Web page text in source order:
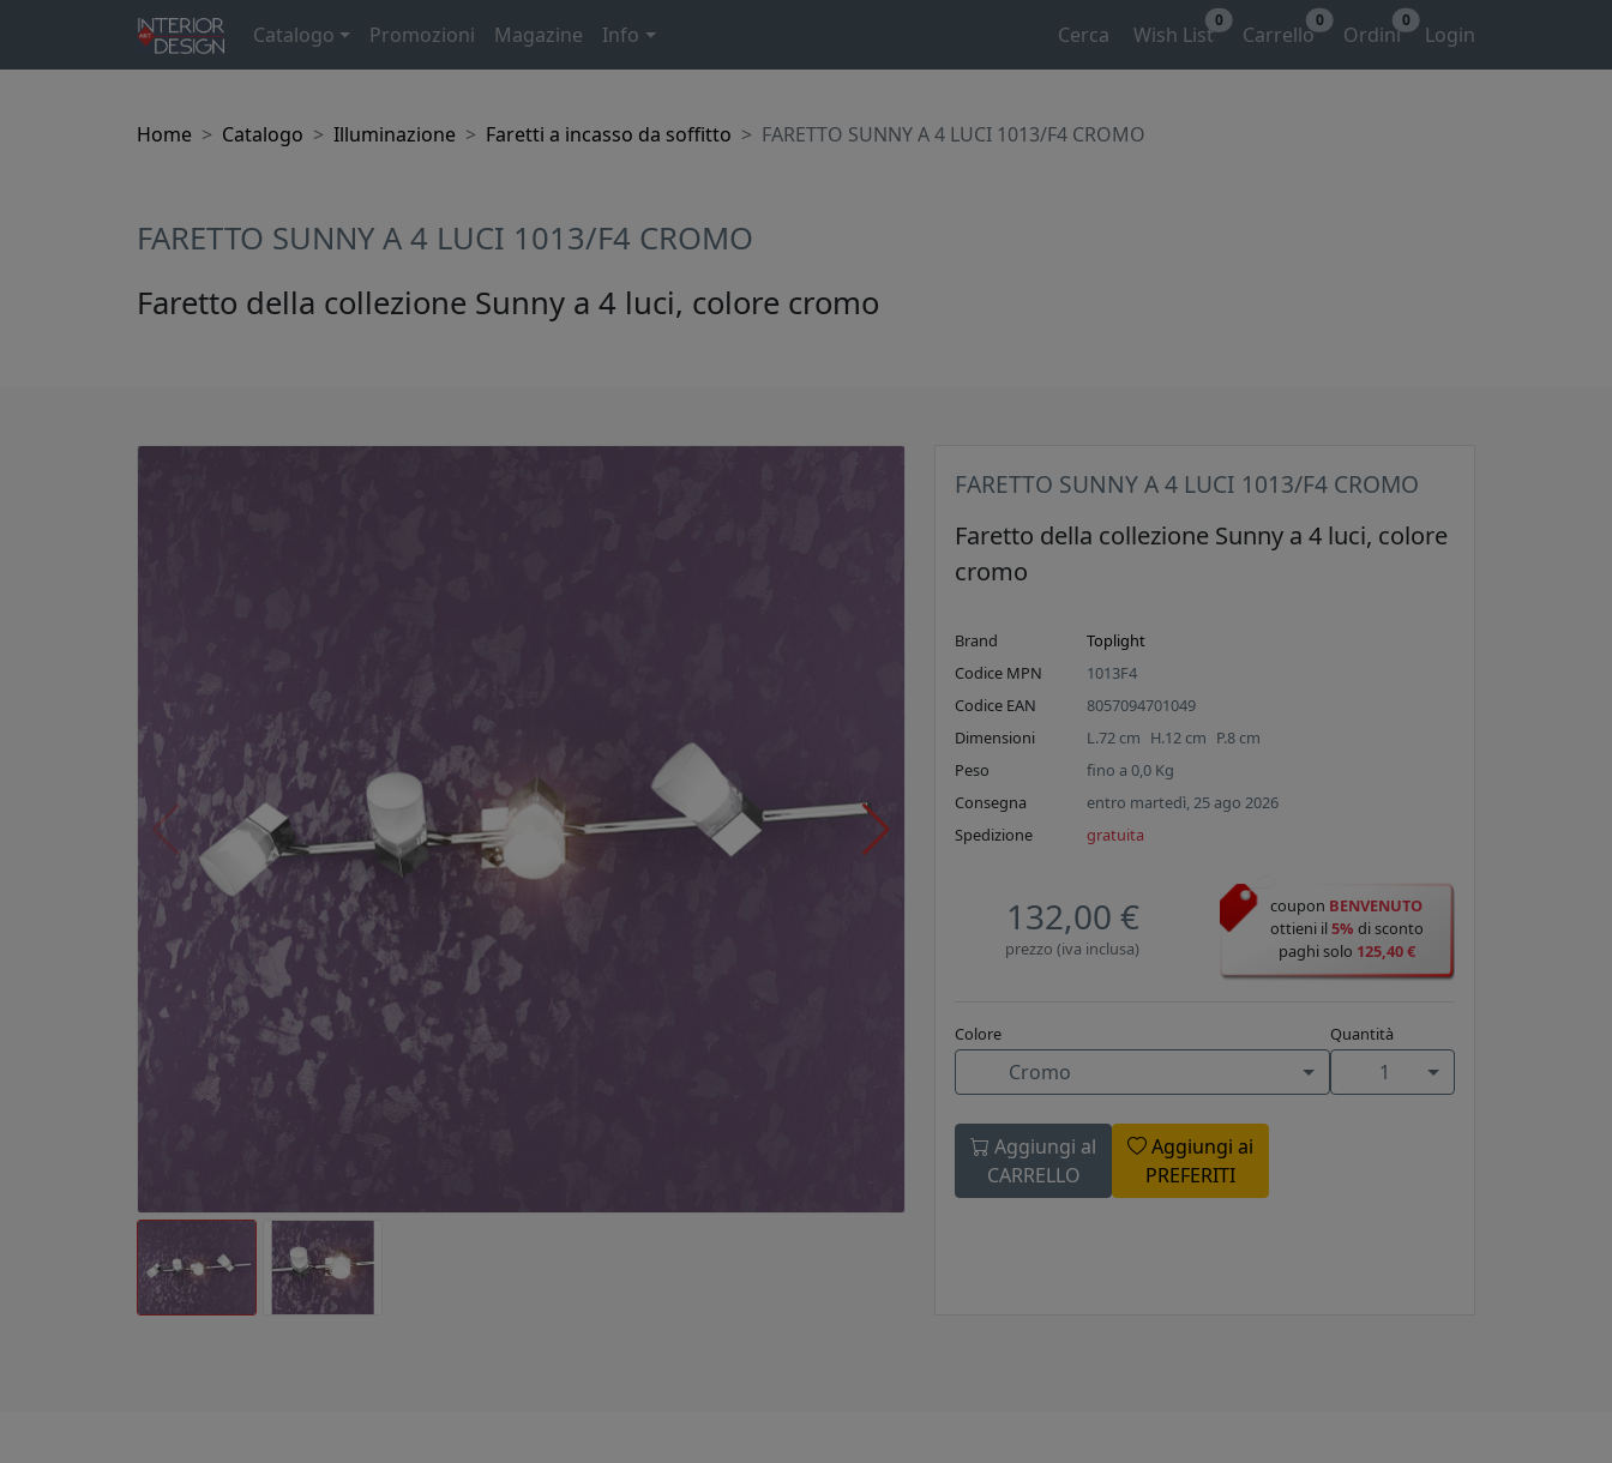
Catalogo Promozioni Magazine Info Cerca Wish List
0
Carrello
0
Ordini
0
Login
Home Catalogo Illuminazione Faretti a incasso da soffitto FARETTO SUNNY A 4 LUCI 1013/F4 CROMO
FARETTO SUNNY A 4 LUCI 1013/F4 CROMO
Faretto della collezione Sunny a 4 luci, colore cromo
FARETTO SUNNY A 4 LUCI 1013/F4 CROMO
Faretto della collezione Sunny a 4 luci, colore
cromo
Brand
Toplight
Codice MPN
1013F4
Codice EAN
8057094701049
Dimensioni
L.72 cm H.12 cm P.8 cm
Peso
fino a0,0 Kg
Consegna
entro martedì, 25 ago 2026
Spedizione
gratuita
132,00 €
prezzo (iva inclusa)
coupon BENVENUTO
ottieni il5% di sconto
paghi solo 125,40 €
Colore
Cromo
Quantità
1
Aggiungi al
CARRELLO
Aggiungi ai
PREFERITI